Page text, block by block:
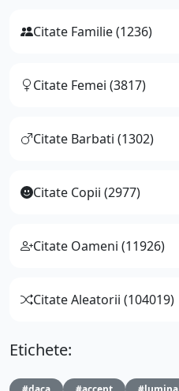
Citate Familie (1236)
Citate Femei (3817)
Citate Barbati (1302)
Citate Copii (2977)
Citate Oameni (11926)
Citate Aleatorii (104019)
Etichete: